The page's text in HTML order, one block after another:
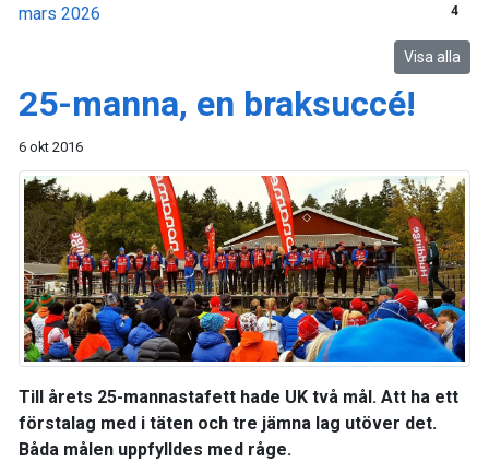
mars 2026 4
Visa alla
25-manna, en braksuccé!
6 okt 2016
Till årets 25-mannastafett hade UK två mål. Att ha ett
förstalag med i täten och tre jämna lag utöver det.
Båda målen uppfylldes med råge.